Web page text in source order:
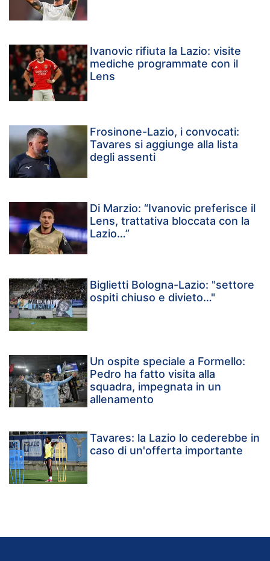
Ivanovic rifiuta la Lazio: visite
mediche programmate con il
Lens
Frosinone-Lazio, i convocati:
Tavares si aggiunge alla lista
degli assenti
Di Marzio: “Ivanovic preferisce il
Lens, trattativa bloccata con la
Lazio…”
Biglietti Bologna-Lazio: "settore
ospiti chiuso e divieto…"
Un ospite speciale a Formello:
Pedro ha fatto visita alla
squadra, impegnata in un
allenamento
Tavares: la Lazio lo cederebbe in
caso di un'offerta importante